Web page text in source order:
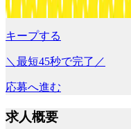
キープする
＼最短45秒で完了／
応募へ進む
求人概要